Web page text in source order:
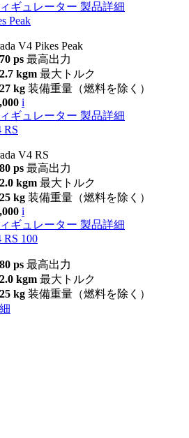
ギュレーター 製品詳細
Peak
V4 Pikes Peak
ps 最高出力
kgm 最大トルク
kg 装備重量（燃料を除く）
i
ギュレーター 製品詳細
RS
V4 RS
ps 最高出力
kgm 最大トルク
kg 装備重量（燃料を除く）
i
ギュレーター 製品詳細
RS 100
ps 最高出力
kgm 最大トルク
kg 装備重量（燃料を除く）